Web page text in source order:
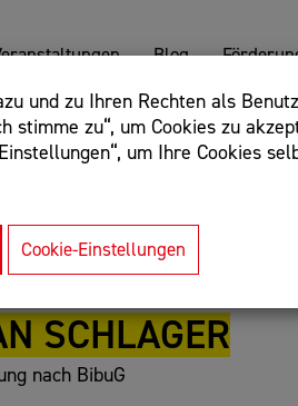
und zu Ihren Rechten als
stimme zu“, um Cookies zu
um Ihre Cookies
Cookie-Einstellungen
Blog
Begriff ausschließen: -webshop,
SCHLAGER
nach BibuG